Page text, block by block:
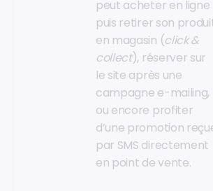
peut acheter en ligne
puis retirer son
en magasin (click &
collect), réserver sur
le site après une
campagne e-mailing,
ou encore profiter
d’une promotion
par SMS directement
en point de vente.